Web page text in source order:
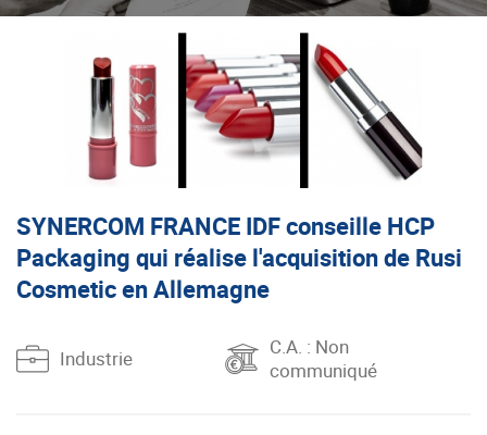
SYNERCOM FRANCE IDF conseille HCP
Packaging qui réalise l'acquisition de Rusi
Cosmetic en Allemagne
Industrie C.A. : Non
communiqué